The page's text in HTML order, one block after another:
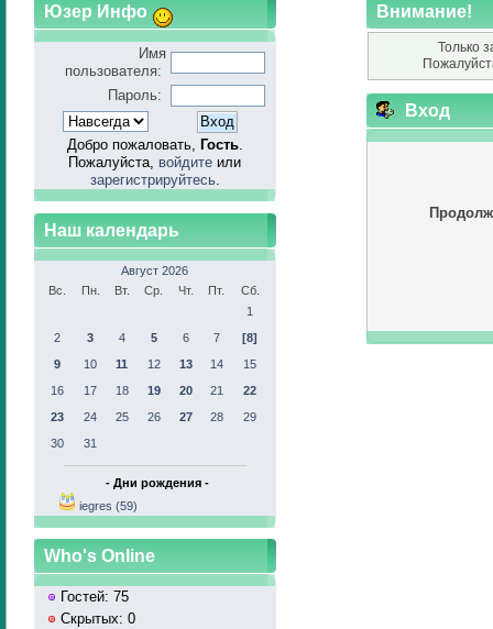
Юзер Инфо
Имя
пользователя:
Пароль:
Добро пожаловать, Гость.
Пожалуйста, войдите или
зарегистрируйтесь.
Наш календарь
Август 2026
Вс.
Пн. Вт. Ср. Чт. Пт.
Сб.
1
2
3 4 5 6 7
[8]
9
10 11 12 13 14
15
16
17 18 19 20 21
22
23
24 25 26 27 28
29
30
31
- Дни рождения -
iegres (59)
Who's Online
Гостей: 75
Скрытых: 0
Внимание!
Только
Вход